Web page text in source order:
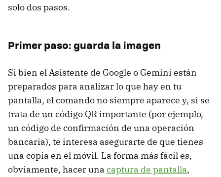
solo dos pasos.
Primer paso: guarda la imagen
Si bien el Asistente de Google o Gemini están
preparados para analizar lo que hay en tu
pantalla, el comando no siempre aparece y, si se
trata de un código QR importante (por ejemplo,
un código de confirmación de una operación
bancaria), te interesa asegurarte de que tienes
una copia en el móvil. La forma más fácil es,
obviamente, hacer una captura de pantalla,